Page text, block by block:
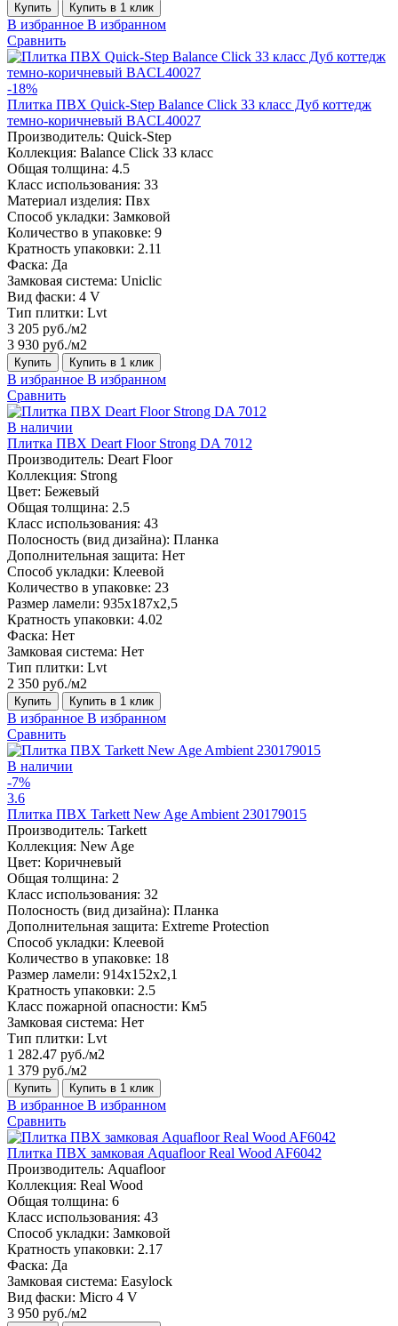
Купить Купить в 1 клик
В избранное В избранном
Сравнить
-18%
Плитка ПВХ Quick-Step Balance Click 33 класс Дуб коттедж
темно-коричневый BACL40027
Производитель: Quick-Step
Коллекция: Balance Click 33 класс
Общая толщина: 4.5
Класс использования: 33
Материал изделия: Пвх
Способ укладки: Замковой
Количество в упаковке: 9
Кратность упаковки: 2.11
Фаска: Да
Замковая система: Uniclic
Вид фаски: 4 V
Тип плитки: Lvt
3 205 руб./м2
3 930 руб./м2
Купить Купить в 1 клик
В избранное В избранном
Сравнить
В наличии
Плитка ПВХ Deart Floor Strong DA 7012
Производитель: Deart Floor
Коллекция: Strong
Цвет: Бежевый
Общая толщина: 2.5
Класс использования: 43
Полосность (вид дизайна): Планка
Дополнительная защита: Нет
Способ укладки: Клеевой
Количество в упаковке: 23
Размер ламели: 935х187х2,5
Кратность упаковки: 4.02
Фаска: Нет
Замковая система: Нет
Тип плитки: Lvt
2 350 руб./м2
Купить Купить в 1 клик
В избранное В избранном
Сравнить
В наличии
-7%
3.6
Плитка ПВХ Tarkett New Age Ambient 230179015
Производитель: Tarkett
Коллекция: New Age
Цвет: Коричневый
Общая толщина: 2
Класс использования: 32
Полосность (вид дизайна): Планка
Дополнительная защита: Extreme Protection
Способ укладки: Клеевой
Количество в упаковке: 18
Размер ламели: 914x152x2,1
Кратность упаковки: 2.5
Класс пожарной опасности: Км5
Замковая система: Нет
Тип плитки: Lvt
1 282.47 руб./м2
1 379 руб./м2
Купить Купить в 1 клик
В избранное В избранном
Сравнить
Плитка ПВХ замковая Aquafloor Real Wood AF6042
Производитель: Aquafloor
Коллекция: Real Wood
Общая толщина: 6
Класс использования: 43
Способ укладки: Замковой
Кратность упаковки: 2.17
Фаска: Да
Замковая система: Easylock
Вид фаски: Micro 4 V
3 950 руб./м2